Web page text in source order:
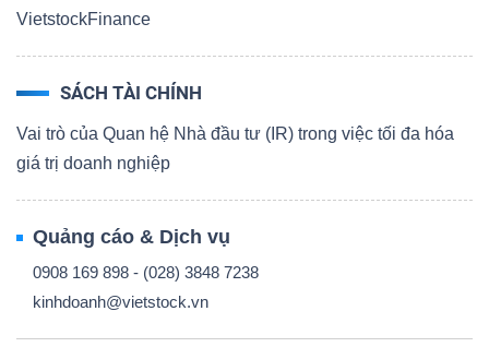
VietstockFinance
SÁCH TÀI CHÍNH
Vai trò của Quan hệ Nhà đầu tư (IR) trong việc tối đa hóa
giá trị doanh nghiệp
Quảng cáo & Dịch vụ
0908 169 898 - (028) 3848 7238
kinhdoanh@vietstock.vn